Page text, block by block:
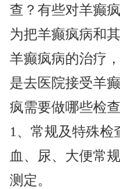
查？有些对羊癫
为把羊癫疯病和
羊癫疯病的治疗
是去医院接受羊
疯需要做哪些检
1、常规及特殊检
血、尿、大便常
测定。